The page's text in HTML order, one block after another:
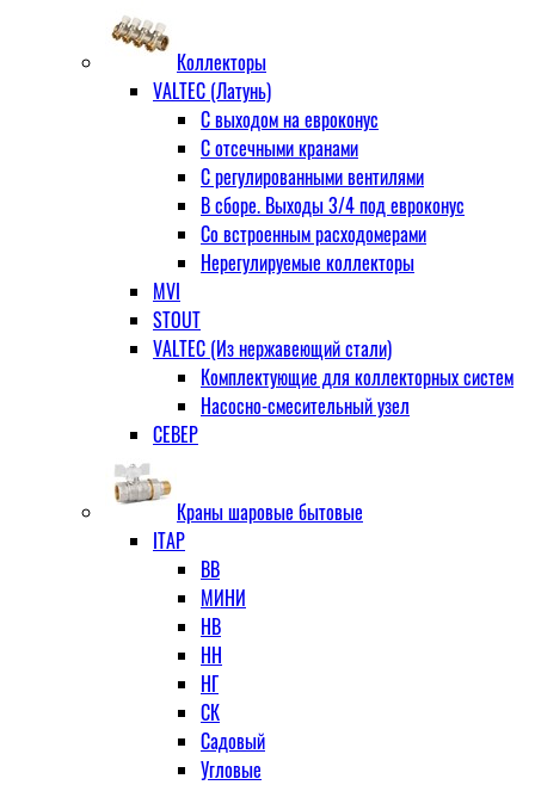
Коллекторы
VALTEC (Латунь)
С выходом на евроконус
С отсечными кранами
С регулированными вентилями
В сборе. Выходы 3/4 под евроконус
Со встроенным расходомерами
Нерегулируемые коллекторы
MVI
STOUT
VALTEC (Из нержавеющий стали)
Комплектующие для коллекторных систем
Насосно-смесительный узел
СЕВЕР
Краны шаровые бытовые
ITAP
ВВ
МИНИ
НВ
НН
НГ
СК
Садовый
Угловые